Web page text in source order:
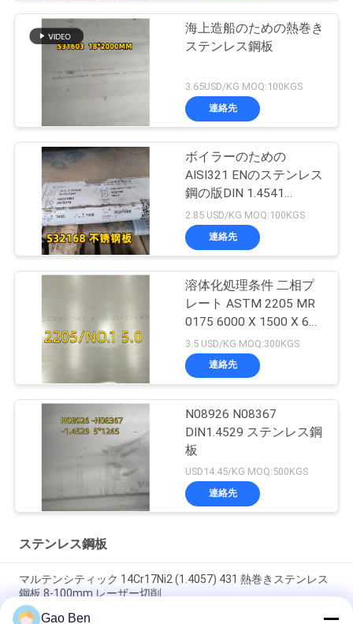
海上造船のための熱巻き
ステンレス鋼板
3.65USD/KG MOQ:100KGS
連絡先
ボイラーのための
AISI321 ENのステンレス
鋼の版DIN 1.4541
S32168つや出しの
10mm
2.85 USD/KG MOQ:100KGS
連絡先
溶体化処理条件 二相プ
レート ASTM 2205 MR
0175 6000 X 1500 X 6
Thk
3.5 USD/KG MOQ:300KGS
連絡先
N08926 N08367
DIN1.4529 ステンレス鋼
板
USD14.45/KG MOQ:500KGS
連絡先
ステンレス鋼板
マルテンシティック 14Cr17Ni2 (1.4057) 431 熱巻きステンレス
鋼板 8-100mm レーザー切削
Gao Ben